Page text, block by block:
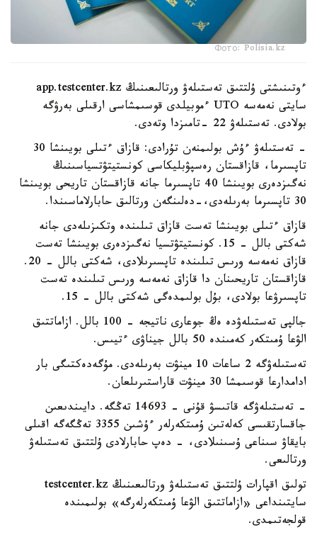
Фото: Polisia.kz
ءوتىنىشتى ۇلتتىق تەستىلەۋ ورتالىعىنىڭ app.testcenter.kz
سايتى نەمەسە UTO ءموبيلدى قوسىمشاسى ارقىلى بەرۋگە
بولادى. تەستىلەۋ 22 -تامىزدا وتەدى.
- تەستىلەۋ ءۇش بولىمنەن تۇرادى: قازاق ءتىلى بويىنشا 30
تاپسىرما، قازاقستان رەسپۋبليكاسى كونستيتۋتسياسىنىڭ
نەگىزدەرى بويىنشا 40 تاپسىرما جانە قازاقستان تاريحى بويىنشا
30 تاپسىرما بەرىلەدى،-دەلىنگەن ورتالىق حابارلاماسىندا.
قازاق ءتىلى بويىنشا تەست قازاق تىلىندە وتكىزىلەدى جانە
شەكتى بالل - 15. كونستيتۋتسيا نەگىزدەرى بويىنشا تەست
قازاق نەمەسە ورىس تىلىندە تاپسىرىلادى، شەكتى بالل - 20.
قازاقستان تاريحىنان دا قازاق نەمەسە ورىس تىلىندە تەست
تاپسىرۋعا بولادى، بۇل بولىمدەگى شەكتى بالل - 15.
جالپى تەستىلەۋدە ەڭ جوعارى ناتيجە - 100 بالل. ازاماتتىق
الۋعا ۇمىتكەر كەمىندە 50 بالل جيناۋى ءتيىس.
تەستىلەۋگە 2 ساعات 10 مينۋت بەرىلەدى. مۇگەدەكتىگى بار
ادامدارعا قوسىمشا 30 مينۋت قاراستىرىلعان.
- تەستىلەۋگە قاتىسۋ قۇنى - 14693 تەڭگە. دايىندىعىن
جاقسارتقىسى كەلەتىن ۇمىتكەرلەر ءۇشىن 3355 تەڭگەگە اقىلى
بايقاۋ سىناعى ۇسىنىلادى، - دەپ حابارلادى ۇلتتىق تەستىلەۋ
ورتالىعى.
تولىق اقپارات ۇلتتىق تەستىلەۋ ورتالىعىنىڭ testcenter.kz
سايتىنداعى «ازاماتتىق الۋعا ۇمىتكەرلەرگە» بولىمىندە
قولجەتىمدى.